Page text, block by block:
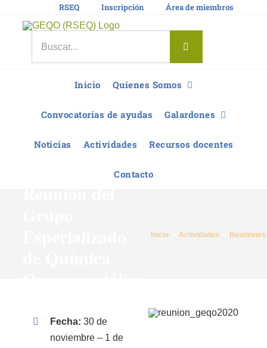
RSEQ Inscripción Área de miembros
Inicio Quienes Somos
Convocatorias de ayudas Galardones
Noticias Actividades Recursos docentes
Contacto
Inicio Actividades Reuniones
Fecha:30 de
noviembre – 1 de